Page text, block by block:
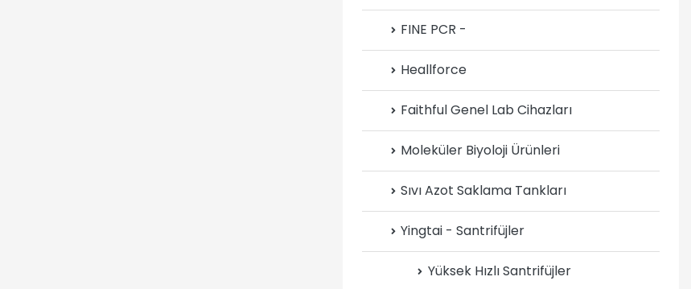
FINE PCR -
Heallforce
Faithful Genel Lab Cihazları
Moleküler Biyoloji Ürünleri
Sıvı Azot Saklama Tankları
Yingtai - Santrifüjler
Yüksek Hızlı Santrifüjler